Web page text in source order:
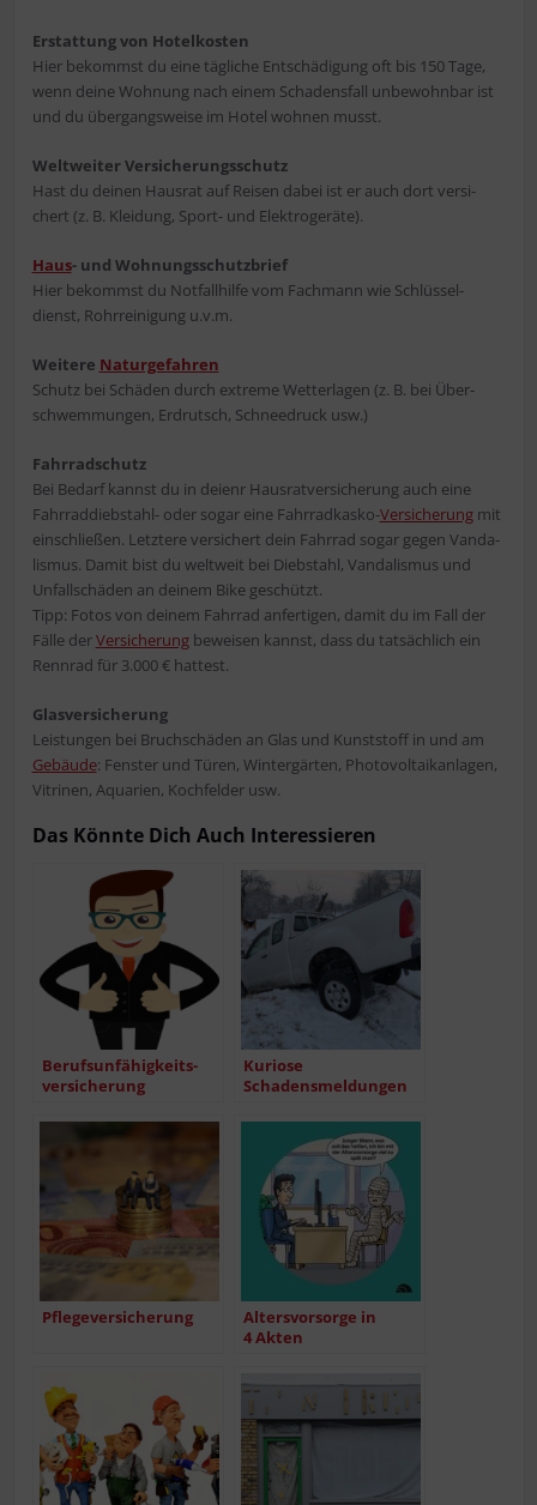
Erstat­tung von Hotel­kos­ten
Hier bekommst du eine täg­li­che Ent­schä­di­gung oft bis 150 Tage,
wenn dei­ne Woh­nung nach einem Scha­dens­fall unbe­wohn­bar ist
und du über­gangs­wei­se im Hotel woh­nen musst.
Welt­wei­ter Ver­si­che­rungs­schutz
Hast du dei­nen Haus­rat auf Rei­sen dabei ist er auch dort ver­si­
chert (z. B. Klei­dung, Sport- und Elektrogeräte).
Haus- und Woh­nungs­schutz­brief
Hier bekommst du Not­fall­hil­fe vom Fach­mann wie Schlüs­sel­
dienst, Rohr­rei­ni­gung u.v.m.
Wei­te­re Natur­ge­fah­ren
Schutz bei Schä­den durch extre­me Wet­ter­la­gen (z. B. bei Über­
schwem­mun­gen, Erd­rutsch, Schnee­druck usw.)
Fahr­rad­schutz
Bei Bedarf kannst du in dei­enr Haus­rat­ver­si­che­rung auch eine
Fahr­rad­dieb­stahl- oder sogar eine Fahr­rad­kas­ko-Ver­si­che­rungmit
ein­schlie­ßen. Letz­te­re ver­si­chert dein Fahr­rad sogar gegen Van­da­
lis­mus. Damit bist du welt­weit bei Dieb­stahl, Van­da­lis­mus und
Unfall­schä­den an dei­nem Bike geschützt.
Tipp: Fotos von dei­nem Fahr­rad anfer­ti­gen, damit du im Fall der
Fäl­le derVer­si­che­rungbewei­sen kannst, dass du tat­säch­lich ein
Renn­rad für 3.000 € hattest.
Glas­ver­si­che­rung
Leis­tun­gen bei Bruch­schä­den an Glas und Kunst­stoff in und am
Gebäu­de: Fens­ter und Türen, Win­ter­gär­ten, Pho­to­vol­ta­ik­an­la­gen,
Vitri­nen, Aqua­ri­en, Koch­fel­der usw.
Das Könn­te Dich Auch Interessieren
Berufs­un­fä­hig­keits­
ver­si­che­rung
Kurio­se
Schadensmeldungen
Pfle­ge­ver­si­che­rung
Alters­vor­sor­ge in
4 Akten